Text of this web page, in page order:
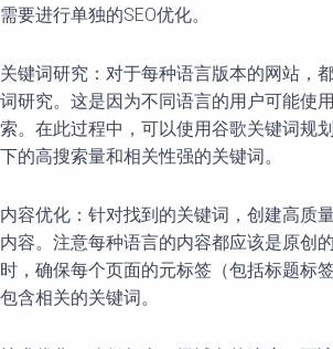
需要进行单独的SEO优化。
关键词研究：对于每种语言版本的网站，
词研究。这是因为不同语言的用户可能使
索。在此过程中，可以使用谷歌关键词规
下的高搜索量和相关性强的关键词。
内容优化：针对找到的关键词，创建高质
内容。注意每种语言的内容都应该是原创
时，确保每个页面的元标签（包括标题标
包含相关的关键词。